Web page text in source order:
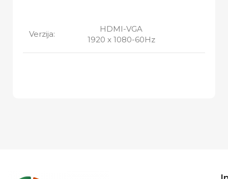
Verzija:
HDMI-VGA
1920 x 1080-60Hz